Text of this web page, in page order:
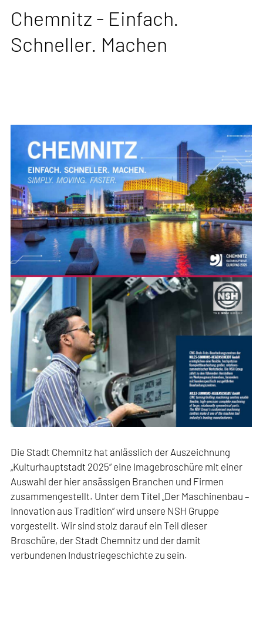
Chemnitz - Einfach.
Schneller. Machen
Die Stadt Chemnitz hat anlässlich der Auszeichnung
„Kulturhauptstadt 2025“ eine Imagebroschüre mit einer
Auswahl der hier ansässigen Branchen und Firmen
zusammengestellt. Unter dem Titel „Der Maschinenbau –
Innovation aus Tradition“ wird unsere NSH Gruppe
vorgestellt. Wir sind stolz darauf ein Teil dieser
Broschüre, der Stadt Chemnitz und der damit
verbundenen Industriegeschichte zu sein.